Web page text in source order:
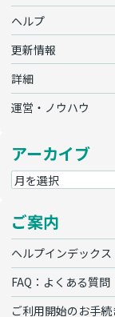
ヘルプ
更新情報
詳細
運営・ノウハウ
アーカイブ
ご案内
ヘルプインデックス
FAQ：よくある質問
ご利用開始のお手